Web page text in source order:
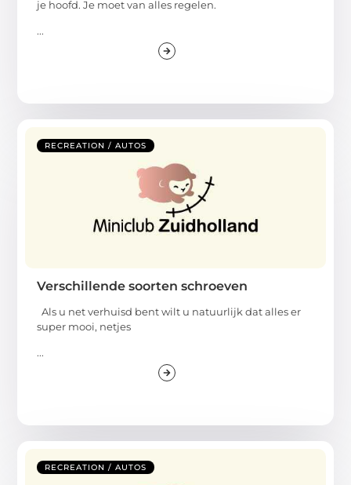
je hoofd. Je moet van alles regelen.
...
RECREATION / AUTOS
Verschillende soorten schroeven
Als u net verhuisd bent wilt u natuurlijk dat alles er
super mooi, netjes
...
RECREATION / AUTOS